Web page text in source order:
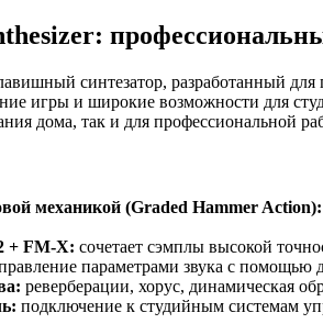
синтезатор, разработанный
игры и широкие возможности для
дома, так и для профессиональной
механикой (Graded Hammer Action):
+ FM-X: сочетает сэмплы высокой
параметрами звука с
реверберации, хорус, динамическая
подключение к студийным системам